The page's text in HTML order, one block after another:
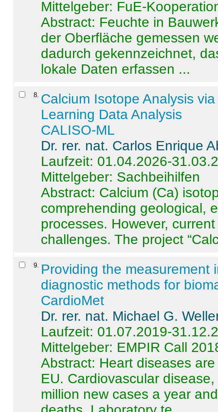
Mittelgeber: FuE-
Abstract: Feuchte in
der Oberfläche gemessen
dadurch gekennzeichnet,
lokale Daten erfassen ...
8 Calcium Isotope Analysis
Learning Data Analysis
CALISO-ML
Dr. rer. nat. Carlos Enrique
Laufzeit: 01.04.2026-
Mittelgeber: Sachbeihilfen
Abstract: Calcium (Ca)
comprehending geological,
processes. However,
challenges. The project
9
Providing the measurement
diagnostic methods for
CardioMet
Dr. rer. nat. Michael G.
Laufzeit: 01.07.2019-
Mittelgeber: EMPIR Call
Abstract: Heart diseases
EU. Cardiovascular
million new cases a year